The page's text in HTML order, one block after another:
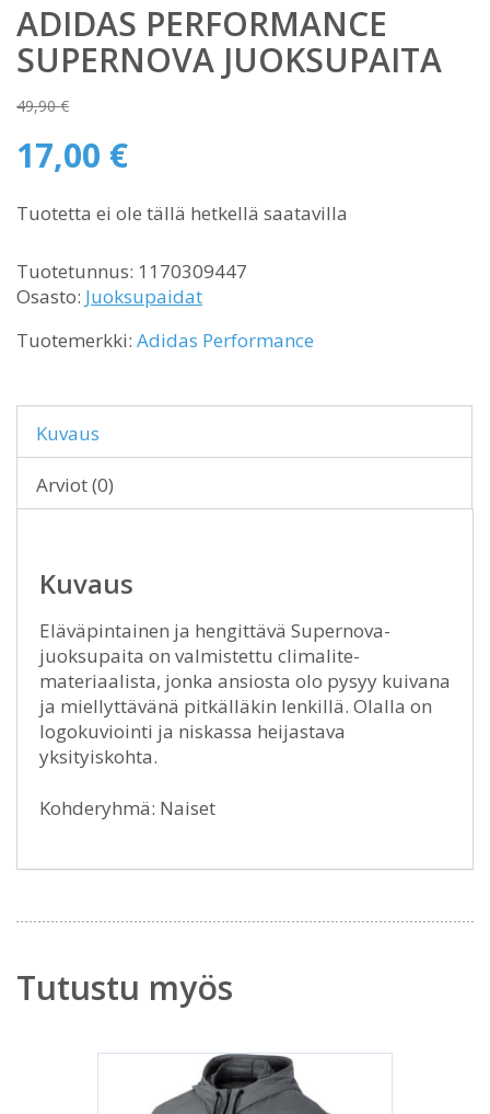
ADIDAS PERFORMANCE
SUPERNOVA JUOKSUPAITA
49,90€
Alkuperäinen
hinta
49,90 €.
17,00 €
hinta
17,00 €.
Tuotetta ei ole tällä hetkellä saatavilla
Tuotetunnus: 1170309447
Osasto: Juoksupaidat
Tuotemerkki: Adidas Performance
Kuvaus
Arviot (0)
Kuvaus
Eläväpintainen ja hengittävä Supernova-
juoksupaita on valmistettu climalite-
materiaalista, jonka ansiosta olo pysyy kuivana
ja miellyttävänä pitkälläkin lenkillä. Olalla on
logokuviointi ja niskassa heijastava
yksityiskohta.
Kohderyhmä: Naiset
Tutustu myös